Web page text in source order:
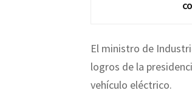
El ministro de
logros de la
vehículo eléctrico.